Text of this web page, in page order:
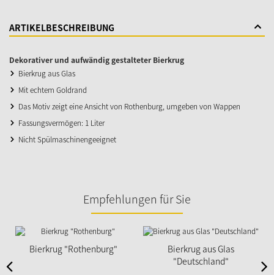
ARTIKELBESCHREIBUNG
Dekorativer und aufwändig gestalteter Bierkrug
Bierkrug aus Glas
Mit echtem Goldrand
Das Motiv zeigt eine Ansicht von Rothenburg, umgeben von Wappen
Fassungsvermögen: 1 Liter
Nicht Spülmaschinengeeignet
Empfehlungen für Sie
Bierkrug "Rothenburg"
Bierkrug aus Glas
"Deutschland"